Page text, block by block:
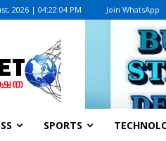
2026 | 04:22:04 PM Join WhatsApp
SPORTS